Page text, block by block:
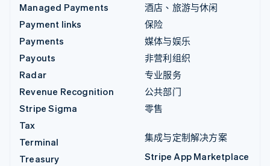
Managed Payments
Payment links
Payments
Payouts
Radar
Revenue Recognition
Stripe Sigma
Tax
Terminal
Treasury
酒店、旅游与休闲
保险
媒体与娱乐
非营利组织
专业服务
公共部门
零售
集成与定制解决方案
Stripe App Marketplace